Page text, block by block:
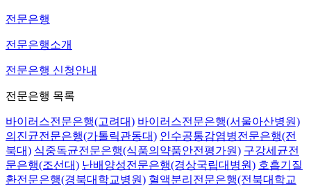
전문은행
전문은행소개
전문은행 신청안내
전문은행 목록
바이러스전문은행(고려대) 바이러스전문은행(서울아산병원)
의진균전문은행(가톨릭관동대) 인수공통감염병전문은행(전
북대) 식중독균전문은행(식품의약품안전평가원) 구강세균전
문은행(조선대) 난배양성전문은행(경상국립대병원) 호흡기질
환전문은행(경북대학교병원) 혈액분리전문은행(전북대학교